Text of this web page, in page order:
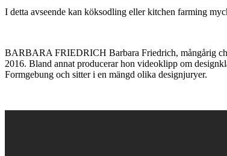
I detta avseende kan köksodling eller kitchen farming
BARBARA FRIEDRICH Barbara Friedrich, mångårig
2016. Bland annat producerar hon videoklipp om
Formgebung och sitter i en mängd olika designjuryer.